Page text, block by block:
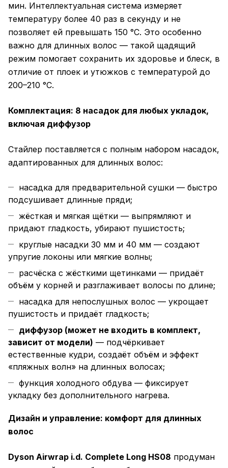
мин. Интеллектуальная система измеряет
температуру более 40 раз в секунду и не
позволяет ей превышать 150 °C. Это особенно
важно для длинных волос — такой щадящий
режим помогает сохранить их здоровье и блеск, в
отличие от плоек и утюжков с температурой до
200–210 °C.
Комплектация: 8 насадок для любых укладок,
включая диффузор
Стайлер поставляется с полным набором насадок,
адаптированных для длинных волос:
насадка для предварительной сушки — быстро
подсушивает длинные пряди;
жёсткая и мягкая щётки — выпрямляют и
придают гладкость, убирают пушистость;
круглые насадки 30 мм и 40 мм — создают
упругие локоны или мягкие волны;
расчёска с жёсткими щетинками — придаёт
объём у корней и разглаживает волосы по длине;
насадка для непослушных волос — укрощает
пушистость и придаёт гладкость;
диффузор (может не входить в комплект,
зависит от модели) — подчёркивает
естественные кудри, создаёт объём и эффект
«пляжных волн» на длинных волосах;
функция холодного обдува — фиксирует
укладку без дополнительного нагрева.
Дизайн и управление: комфорт для длинных
волос
Dyson Airwrap i.d. Complete Long HS08 продуман